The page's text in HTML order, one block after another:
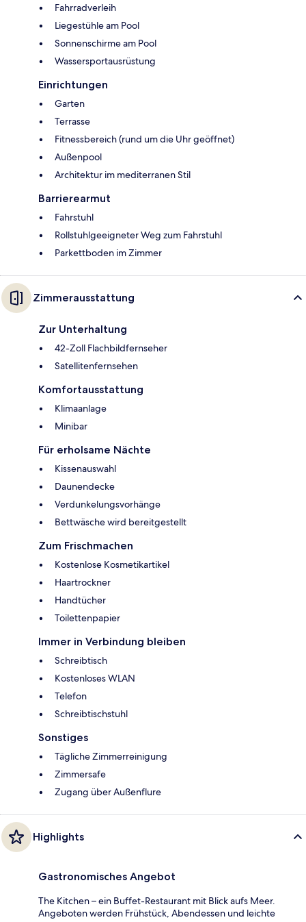
Fahrradverleih
Liegestühle am Pool
Sonnenschirme am Pool
Wassersportausrüstung
Einrichtungen
Garten
Terrasse
Fitnessbereich (rund um die Uhr geöffnet)
Außenpool
Architektur im mediterranen Stil
Barrierearmut
Fahrstuhl
Rollstuhlgeeigneter Weg zum Fahrstuhl
Parkettboden im Zimmer
Zimmerausstattung
Zur Unterhaltung
42-Zoll Flachbildfernseher
Satellitenfernsehen
Komfortausstattung
Klimaanlage
Minibar
Für erholsame Nächte
Kissenauswahl
Daunendecke
Verdunkelungsvorhänge
Bettwäsche wird bereitgestellt
Zum Frischmachen
Kostenlose Kosmetikartikel
Haartrockner
Handtücher
Toilettenpapier
Immer in Verbindung bleiben
Schreibtisch
Kostenloses WLAN
Telefon
Schreibtischstuhl
Sonstiges
Tägliche Zimmerreinigung
Zimmersafe
Zugang über Außenflure
Highlights
Gastronomisches Angebot
The Kitchen – ein Buffet-Restaurant mit Blick aufs Meer.
Angeboten werden Frühstück, Abendessen und leichte